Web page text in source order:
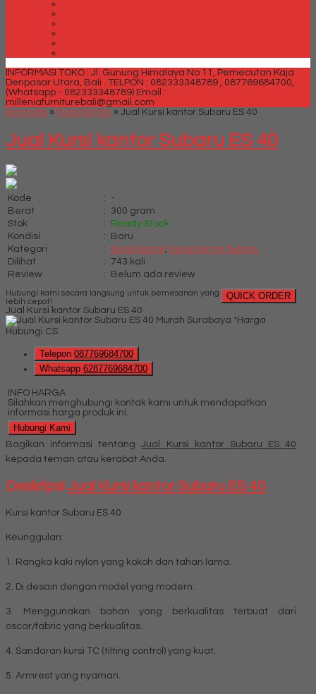
INFORMASI TOKO : Jl. Gunung Himalaya No 11, Pemecutan Kaja
Denpasar Utara, Bali . TELPON : 082333348789 , 087769684700,
(Whatsapp - 082333348789) Email :
milleniafurniturebali@gmail.com
Beranda » Kursi Kantor » Jual Kursi kantor Subaru ES 40
Jual Kursi kantor Subaru ES 40
Kode :
-
Berat
:
300 gram
Stok
:
Ready Stock
Kondisi
:
Baru
Kategori
: Kursi Kantor, Kursi Kantor Subaru
Dilihat
: 743 kali
Review
: Belum ada review
QUICK ORDER
Hubungi kami secara langsung untuk pemesanan yang
lebih cepat!
Jual Kursi kantor Subaru ES 40
*Harga
Hubungi CS
Telepon 087769684700
Whatsapp 6287769684700
INFO HARGA
Silahkan menghubungi kontak kami untuk mendapatkan
informasi harga produk ini.
Hubungi Kami
Bagikan informasi tentangJual Kursi kantor Subaru ES 40
kepada teman atau kerabat Anda.
DeskripsiJual Kursi kantor Subaru ES 40
Kursi kantor Subaru ES 40
Keunggulan:
1. Rangka kaki nylon yang kokoh dan tahan lama.
2. Di desain dengan model yang modern.
3. Menggunakan bahan yang berkualitas terbuat dari
oscar/fabric yang berkualitas.
4. Sandaran kursi TC (tilting control) yang kuat.
5. Armrest yang nyaman.